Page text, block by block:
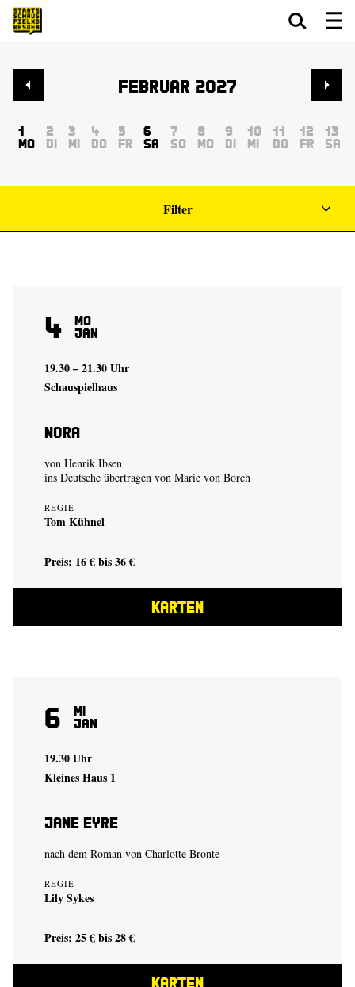
Februar 2027
1
Mo
2
Di
3
Mi
4
Do
5
Fr
6
Sa
7
So
8
Mo
9
Di
10
Mi
11
Do
12
Fr
13
Sa
Filter
4 Mo
Jan
19.30 – 21.30 Uhr
Schauspielhaus
Nora
von Henrik Ibsen
ins Deutsche übertragen von Marie von Borch
REGIE
Tom Kühnel
Preis: 16 € bis 36 €
KARTEN
6 Mi
Jan
19.30 Uhr
Kleines Haus 1
Jane Eyre
nach dem Roman von Charlotte Brontë
REGIE
Lily Sykes
Preis: 25 € bis 28 €
KARTEN